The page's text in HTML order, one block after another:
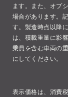
ます。また、オプ
場合があります。
す。製造時点以降
は、積載重量に影
乗員を含む車両の
にしてください。
表示価格は、消費